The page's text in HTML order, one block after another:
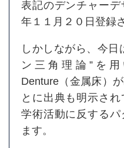
表記のデンチャーデ
年１１月２０日登録
しかしながら、今日
ン三角理論”を
Denture（金属床）
とに出典も明示さ
学術活動に反するパ
ます。